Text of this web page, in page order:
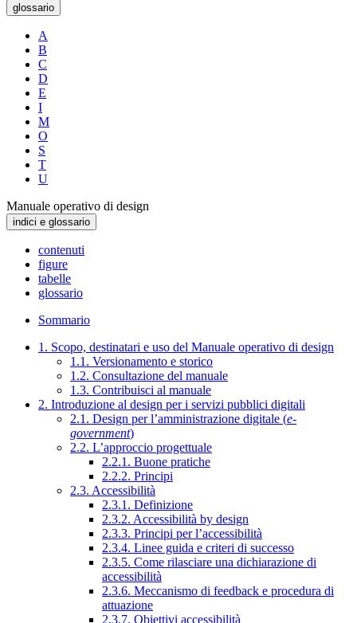
glossario
A
B
C
D
E
I
M
O
S
T
U
Manuale operativo di design
indici e glossario
contenuti
figure
tabelle
glossario
Sommario
1. Scopo, destinatari e uso del Manuale operativo di design
1.1. Versionamento e storico
1.2. Consultazione del manuale
1.3. Contribuisci al manuale
2. Introduzione al design per i servizi pubblici digitali
2.1. Design per l’amministrazione digitale (e-
government)
2.2. L’approccio progettuale
2.2.1. Buone pratiche
2.2.2. Principi
2.3. Accessibilità
2.3.1. Definizione
2.3.2. Accessibilità by design
2.3.3. Principi per l’accessibilità
2.3.4. Linee guida e criteri di successo
2.3.5. Come rilasciare una dichiarazione di
accessibilità
2.3.6. Meccanismo di feedback e procedura di
attuazione
2.3.7. Obiettivi accessibilità